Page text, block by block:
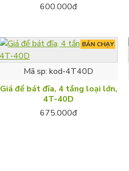
600.000đ
BÁN CHẠY
Mã sp: kod-4T40D
Giá để bát đĩa, 4 tầng loại lớn,
4T-40D
675.000đ